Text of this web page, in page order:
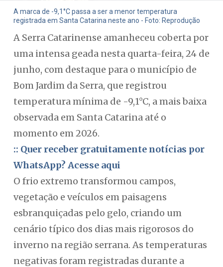
A marca de -9,1°C passa a ser a menor temperatura
registrada em Santa Catarina neste ano - Foto: Reprodução
A Serra Catarinense amanheceu coberta por
uma intensa geada nesta quarta-feira, 24 de
junho, com destaque para o município de
Bom Jardim da Serra, que registrou
temperatura mínima de -9,1°C, a mais baixa
observada em Santa Catarina até o
momento em 2026.
:: Quer receber gratuitamente notícias por
WhatsApp? Acesse aqui
O frio extremo transformou campos,
vegetação e veículos em paisagens
esbranquiçadas pelo gelo, criando um
cenário típico dos dias mais rigorosos do
inverno na região serrana. As temperaturas
negativas foram registradas durante a